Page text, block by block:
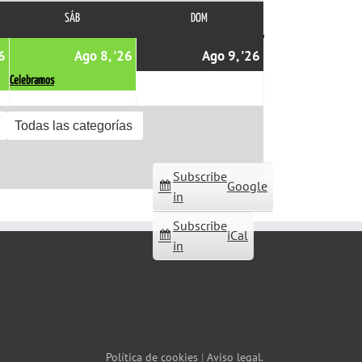
SÁBSÁBADO DOM
07/08/2026
event)
Ago 8, '26 08/08/2026
Celebramos
Ago 9, '26
Todas las categorías
Subscribe
in
Google
Subscribe
in
iCal
Política de cookies | Aviso legal.